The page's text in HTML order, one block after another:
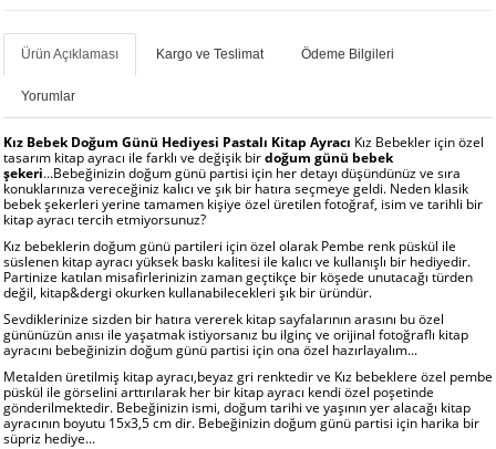
Ürün Açıklaması Kargo ve Teslimat Ödeme Bilgileri
Yorumlar
Kız Bebek Doğum Günü Hediyesi Pastalı Kitap Ayracı Kız Bebekler için özel
tasarım kitap ayracı ile farklı ve değişik birdoğum günü bebek
şekeri...Bebeğinizin doğum günü partisi için her detayı düşündünüz ve sıra
konuklarınıza vereceğiniz kalıcı ve şık bir hatıra seçmeye geldi. Neden klasik
bebek şekerleri yerine tamamen kişiye özel üretilen fotoğraf, isim ve tarihli bir
kitap ayracı tercih etmiyorsunuz?
Kız bebeklerin doğum günü partileri için özel olarak Pembe renk püskül ile
süslenen kitap ayracı yüksek baskı kalitesi ile kalıcı ve kullanışlı bir hediyedir.
Partinize katılan misafirlerinizin zaman geçtikçe bir köşede unutacağı türden
değil, kitap&dergi okurken kullanabilecekleri şık bir üründür.
Sevdiklerinize sizden bir hatıra vererek kitap sayfalarının arasını bu özel
gününüzün anısı ile yaşatmak istiyorsanız bu ilginç ve orijinal fotoğraflı kitap
ayracını bebeğinizin doğum günü partisi için ona özel hazırlayalım...
Metalden üretilmiş kitap ayracı,beyaz gri renktedir ve Kız bebeklere özel pembe
püskül ile görselini arttırılarak her bir kitap ayracı kendi özel poşetinde
gönderilmektedir. Bebeğinizin ismi, doğum tarihi ve yaşının yer alacağı kitap
ayracının boyutu 15x3,5 cm dir. Bebeğinizin doğum günü partisi için harika bir
süpriz hediye...